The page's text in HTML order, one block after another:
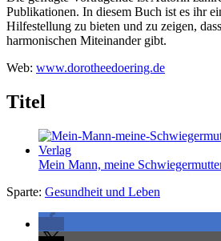
Publikationen. In diesem Buch ist es ihr
Hilfestellung zu bieten und zu zeigen,
harmonischen Miteinander gibt.
Web: www.dorotheedoering.de
Titel
Mein Mann, meine
Sparte: Gesundheit und Leben